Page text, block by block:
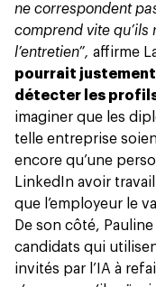
ne correspondent
comprend vite qu’ils
l’entretien”, affirme
pourrait
détecter les
imaginer que les
telle entreprise
encore qu’une
LinkedIn avoir
que l’employeur le
De son côté,
candidats qui
invités par l’IA à